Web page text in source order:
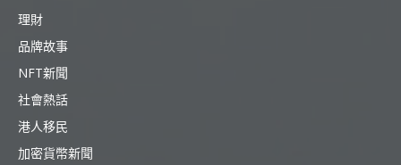
理財
品牌故事
NFT新聞
社會熱話
港人移民
加密貨幣新聞